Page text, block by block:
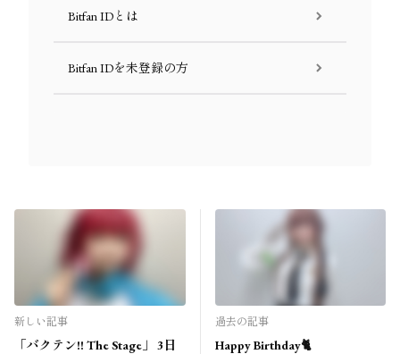
Bitfan IDとは
Bitfan IDを未登録の方
新しい記事
「バクテン!! The Stage」 3日
過去の記事
Happy Birthday🐈